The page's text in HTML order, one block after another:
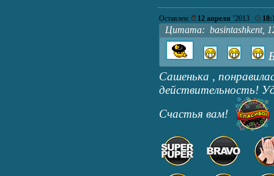
Оставлен: 12 апреля ’2013
Цитата: basintashkent,
Сашенька ,
действительность!
Счастья вам!